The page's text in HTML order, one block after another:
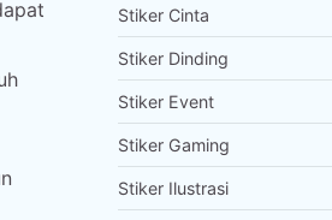
Stiker Cinta
Stiker Dinding
Stiker Event
Stiker Gaming
Stiker Ilustrasi